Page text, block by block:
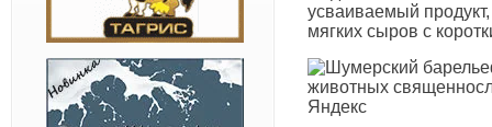
усваиваемый
мягких сыров с